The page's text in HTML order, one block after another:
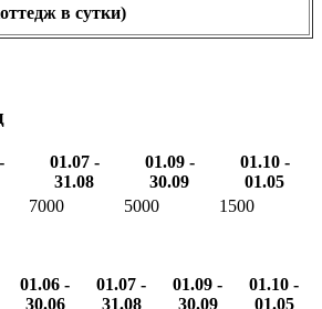
в сутки)
01.07 -
31.08
01.09 -
30.09
01.10 -
01.05
7000 5000 1500
01.06 -
30.06
01.07 -
31.08
01.09 -
30.09
01.10 -
01.05